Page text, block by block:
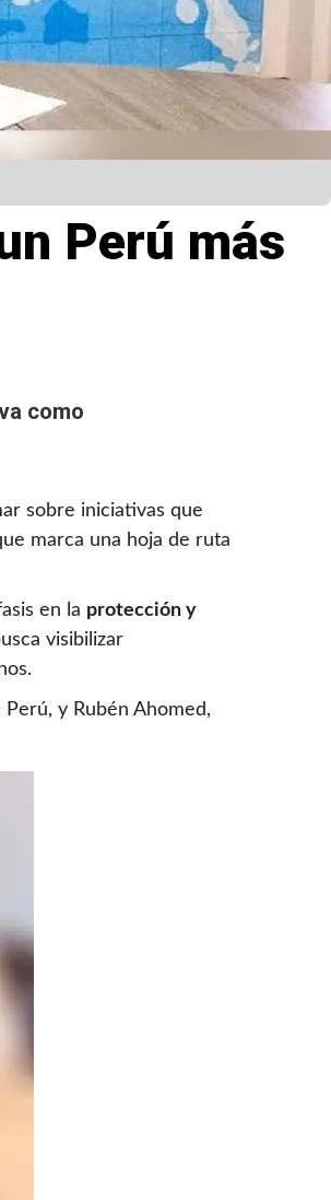
Perú más
como
sobre iniciativas que
marca una hoja de ruta
en la protección y
visibilizar
y Rubén Ahomed,